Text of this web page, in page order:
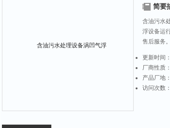
简要
含油污水
浮设备运
售后服务。
更新时间：
厂商性质：
产品厂地：
访问次数：